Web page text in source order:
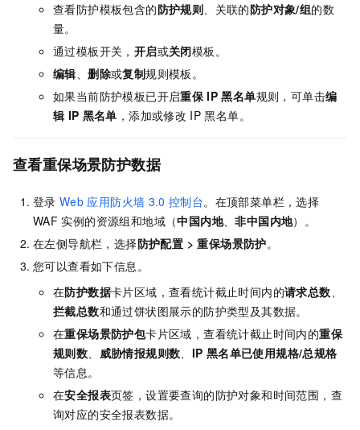
查看防护模板包含的防护规则 、关联的防护对象/组的数
量。
通过模板开关， 开启或关闭模板。
编辑 、删除或复制规则模板。
如果当前防护模板已开启重保 IP 黑名单规则，可单击编
辑 IP 黑名单 ，添加或修改 IP 黑名单。
查看重保场景防护数据
登录 Web 应用防火墙 3.0 控制台。在顶部菜单栏，选择
WAF 实例的资源组和地域（中国内地、非中国内地） 。
在左侧导航栏，选择防护配置 >重保场景防护。
您可以查看如下信息。
在防护数据卡片区域，查看统计截止时间内的请求总数
拦截总数和通过饼状图展示的防护类型及其数据。
在重保场景防护包卡片区域，查看统计截止时间内的重保
规则数
威胁情报规则数 IP 黑名单已使用规格/总规格
等信息。
在安全报表页签，设置要查询的防护对象和时间范围，查
询对应的安全报表数据。